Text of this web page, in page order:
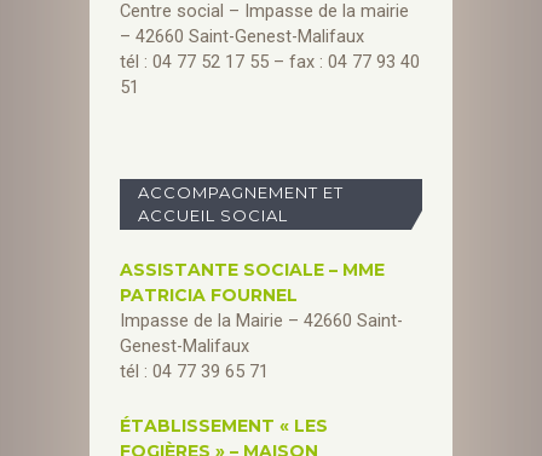
Centre social – Impasse de la mairie
– 42660 Saint-Genest-Malifaux
tél : 04 77 52 17 55 – fax : 04 77 93 40
51
ACCOMPAGNEMENT ET
ACCUEIL SOCIAL
ASSISTANTE SOCIALE – MME
PATRICIA FOURNEL
Impasse de la Mairie – 42660 Saint-
Genest-Malifaux
tél : 04 77 39 65 71
ÉTABLISSEMENT « LES
FOGIÈRES » – MAISON